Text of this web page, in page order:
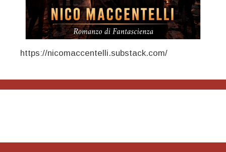
https://nicomaccentelli.substack.com/